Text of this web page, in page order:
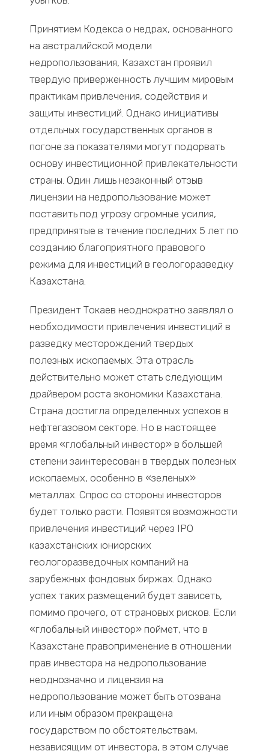
Принятием Кодекса о недрах, основанного
на австралийской модели
недропользования, Казахстан проявил
твердую приверженность лучшим мировым
практикам привлечения, содействия и
защиты инвестиций. Однако инициативы
отдельных государственных органов в
погоне за показателями могут подорвать
основу инвестиционной привлекательности
страны. Один лишь незаконный отзыв
лицензии на недропользование может
поставить под угрозу огромные усилия,
предпринятые в течение последних 5 лет по
созданию благоприятного правового
режима для инвестиций в геологоразведку
Казахстана.
Президент Токаев неоднократно заявлял о
необходимости привлечения инвестиций в
разведку месторождений твердых
полезных ископаемых. Эта отрасль
действительно может стать следующим
драйвером роста экономики Казахстана.
Страна достигла определенных успехов в
нефтегазовом секторе. Но в настоящее
время «глобальный инвестор» в большей
степени заинтересован в твердых полезных
ископаемых, особенно в «зеленых»
металлах. Спрос со стороны инвесторов
будет только расти. Появятся возможности
привлечения инвестиций через IPO
казахстанских юниорских
геологоразведочных компаний на
зарубежных фондовых биржах. Однако
успех таких размещений будет зависеть,
помимо прочего, от страновых рисков. Если
«глобальный инвестор» поймет, что в
Казахстане правоприменение в отношении
прав инвестора на недропользование
неоднозначно и лицензия на
недропользование может быть отозвана
или иным образом прекращена
государством по обстоятельствам,
независящим от инвестора, в этом случае